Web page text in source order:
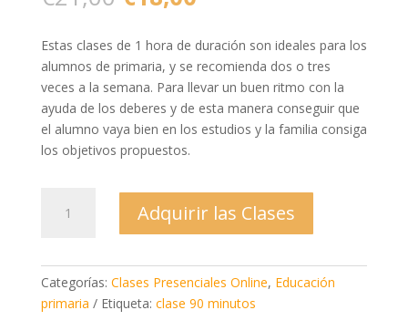
precio
original
era:
€21,00.
actual
es:
€18,00.
Estas clases de 1 hora de duración son ideales para los
alumnos de primaria, y se recomienda dos o tres
veces a la semana. Para llevar un buen ritmo con la
ayuda de los deberes y de esta manera conseguir que
el alumno vaya bien en los estudios y la familia consiga
los objetivos propuestos.
presenciales
primaria
90
Adquirir las Clases
Categorías: Clases Presenciales Online, Educación
primaria
Etiqueta: clase 90 minutos